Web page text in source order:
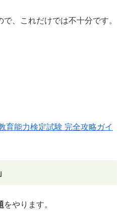
で、これだけでは不十分です。
育能力検定試験 完全攻略ガイ
をやります。